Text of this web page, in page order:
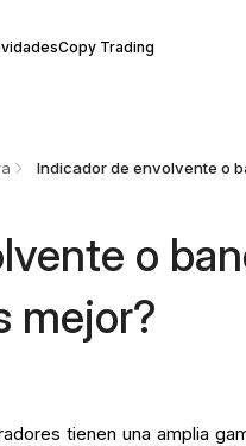
Copy Trading
o
mejor?
tienen una amplia